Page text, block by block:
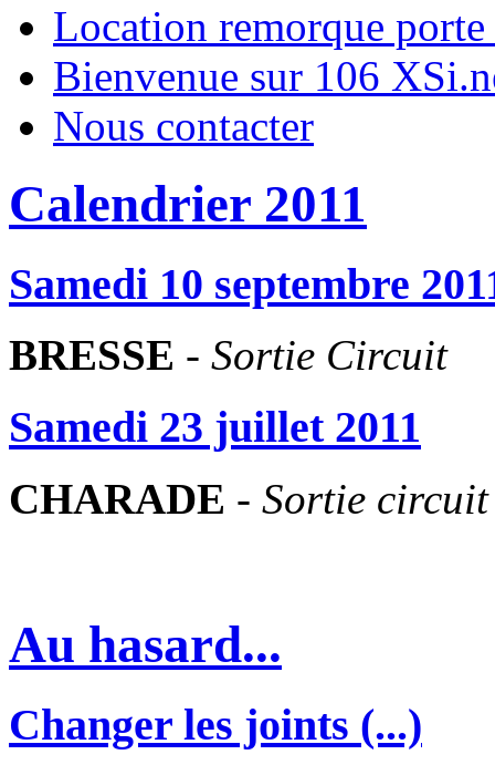
Location remorque
Bienvenue sur 106
Nous contacter
Calendrier 2011
Samedi 10 septembre
BRESSE - Sortie Circuit
Samedi 23 juillet 2011
CHARADE - Sortie circuit
Au hasard...
Changer les joints (...)